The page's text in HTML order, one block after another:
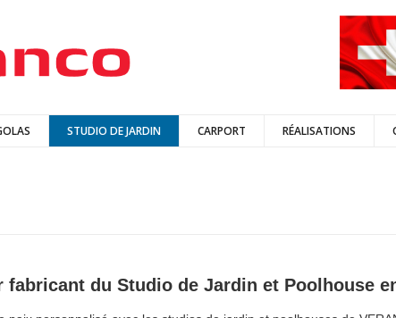
STUDIO DE JARDIN CARPORT RÉALISATIONS
fabricant du Studio de Jardin et Poolhouse